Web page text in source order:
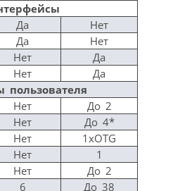
Да
Нет
Да
Нет
Нет
Да
Нет
Да
пользователя
Нет
До 2
Нет
До 4*
Нет
1xOTG
Нет
1
Нет
До 2
6
До 38